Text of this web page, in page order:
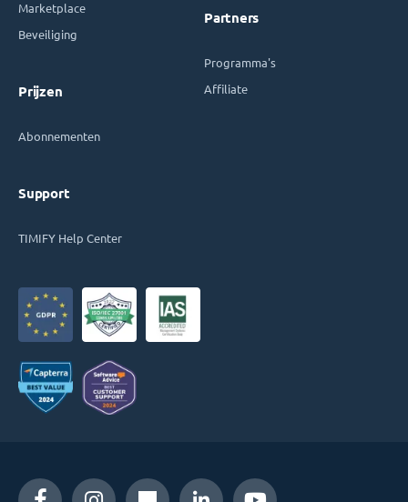
Marketplace
Beveiliging
Prijzen
Abonnementen
Support
TIMIFY Help Center
Partners
Programma's
Affiliate